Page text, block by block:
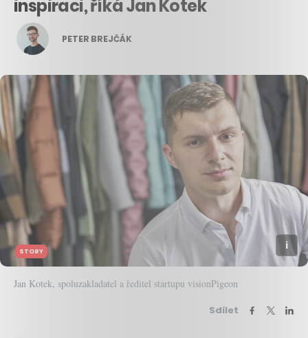
inspiraci, říká Jan Kotek
PETER BREJČÁK
STORY
Jan Kotek, spoluzakladatel a ředitel startupu visionPigeon
Sdílet